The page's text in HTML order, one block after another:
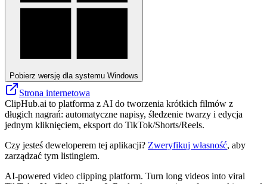
Pobierz wersję dla systemu Windows
Strona internetowa
ClipHub.ai to platforma z AI do tworzenia krótkich filmów z
długich nagrań: automatyczne napisy, śledzenie twarzy i edycja
jednym kliknięciem, eksport do TikTok/Shorts/Reels.
Czy jesteś deweloperem tej aplikacji? Zweryfikuj własność, aby
zarządzać tym listingiem.
AI-powered video clipping platform. Turn long videos into viral